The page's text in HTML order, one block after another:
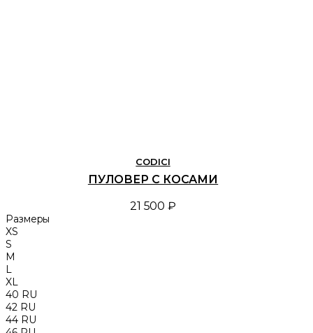
CODICI
ПУЛОВЕР С КОСАМИ
21 500 ₽
Размеры
XS
S
M
L
XL
40 RU
42 RU
44 RU